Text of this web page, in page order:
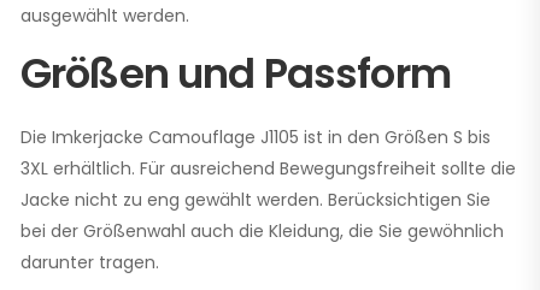
ausgewählt werden.
Größen und Passform
Die Imkerjacke Camouflage J1105 ist in den Größen S bis
3XL erhältlich. Für ausreichend Bewegungsfreiheit sollte die
Jacke nicht zu eng gewählt werden. Berücksichtigen Sie
bei der Größenwahl auch die Kleidung, die Sie gewöhnlich
darunter tragen.